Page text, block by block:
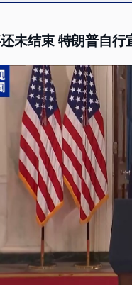
未结束 特朗普自行